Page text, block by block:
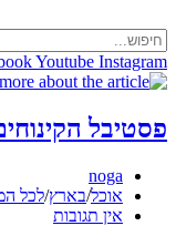
to
content
Youtube Instagram
פסטיבל
מחבר:
noga
קטגוריה:
אוכל/בארץ/לכל
תגובות:
אין תגובות